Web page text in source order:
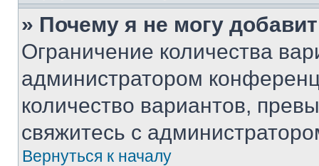
» Почему я не могу
Ограничение количества
администратором
количество вариантов,
свяжитесь с
Вернуться к началу